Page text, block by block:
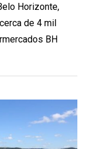
Horizonte,
de 4 mil
BH